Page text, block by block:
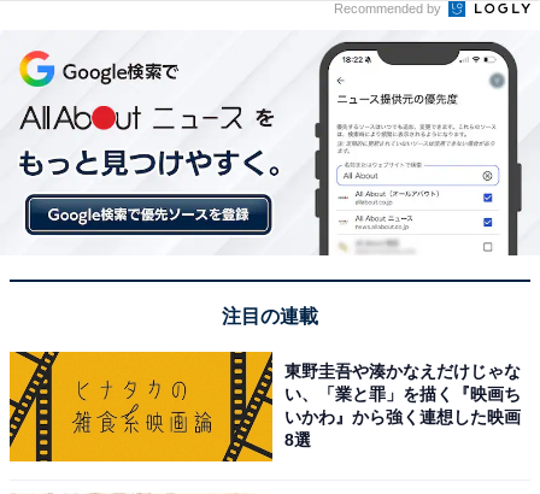
Recommended by
注目の連載
東野圭吾や湊かなえだけじゃな
い、「業と罪」を描く『映画ち
いかわ』から強く連想した映画
8選